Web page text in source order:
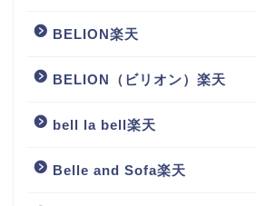
BELION楽天
BELION（ビリオン）楽天
bell la bell楽天
Belle and Sofa楽天